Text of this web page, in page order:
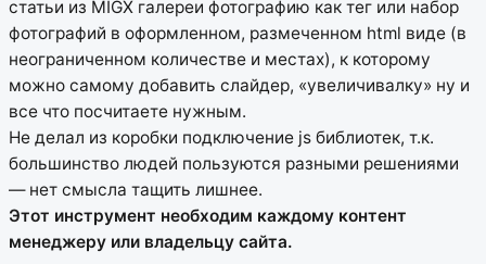
статьи из MIGX галереи фотографию как тег или набор
фотографий в оформленном, размеченном html виде (в
неограниченном количестве и местах), к которому
можно самому добавить слайдер, «увеличивалку» ну и
все что посчитаете нужным.
Не делал из коробки подключение js библиотек, т.к.
большинство людей пользуются разными решениями
— нет смысла тащить лишнее.
Этот инструмент необходим каждому контент
менеджеру или владельцу сайта.